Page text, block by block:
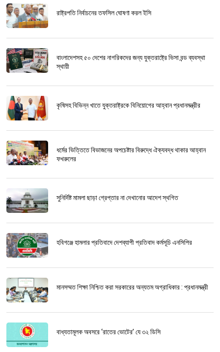
রাষ্ট্রপতি নির্বাচনের তফসিল ঘোষণা করল ইসি
বাংলাদেশসহ ৫০ দেশের নাগরিকদের জন্য যুক্তরাষ্ট্রে ভিসা বন্ড ব্যবস্থা
স্থায়ী
কৃষিসহ বিভিন্ন খাতে যুক্তরাষ্ট্রকে বিনিয়োগের আহ্বান প্রধানমন্ত্রীর
ধর্মের ভিত্তিতে বিভাজনের অপচেষ্টার বিরুদ্ধে ঐক্যবদ্ধ থাকার আহ্বান
ফখরুলের
সুনির্দিষ্ট মামলা ছাড়া গ্রেপ্তার না দেখানোর আদেশ স্থগিত
হবিগঞ্জে হামলার প্রতিবাদে দেশব্যাপী প্রতিবাদ কর্মসূচি এনসিপির
মানসম্মত শিক্ষা নিশ্চিত করা সরকারের অন্যতম অগ্রাধিকার : প্রধানমন্ত্রী
বাধ্যতামূলক অবসরে ‘রাতের ভোটের’ যে ৩২ ডিসি